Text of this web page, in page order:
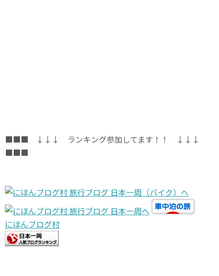
■■■ ↓↓↓ ランキング参加してます！！ ↓↓↓
■■■
にほんブログ村